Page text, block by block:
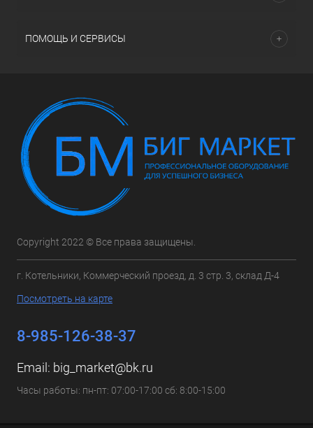
ПОМОЩЬ И СЕРВИСЫ
Copyright 2022 © Все права защищены.
г. Котельники, Коммерческий проезд, д. 3 стр. 3, склад Д-4
Посмотреть на карте
8-985-126-38-37
Email: big_market@bk.ru
Часы работы: пн-пт: 07:00-17:00 сб: 8:00-15:00